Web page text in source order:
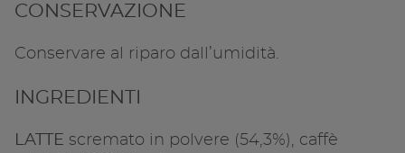
CONSERVAZIONE
Conservare al riparo dall’umidità.
INGREDIENTI
LATTE scremato in polvere (54,3%), caffè